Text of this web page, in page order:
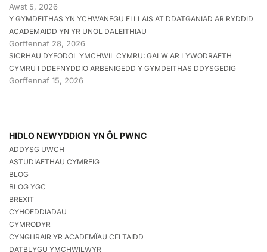
Awst 5, 2026
Y GYMDEITHAS YN YCHWANEGU EI LLAIS AT DDATGANIAD AR RYDDID
ACADEMAIDD YN YR UNOL DALEITHIAU
Gorffennaf 28, 2026
SICRHAU DYFODOL YMCHWIL CYMRU: GALW AR LYWODRAETH
CYMRU I DDEFNYDDIO ARBENIGEDD Y GYMDEITHAS DDYSGEDIG
Gorffennaf 15, 2026
HIDLO NEWYDDION YN ÔL PWNC
ADDYSG UWCH
ASTUDIAETHAU CYMREIG
BLOG
BLOG YGC
BREXIT
CYHOEDDIADAU
CYMRODYR
CYNGHRAIR YR ACADEMÏAU CELTAIDD
DATBLYGU YMCHWILWYR